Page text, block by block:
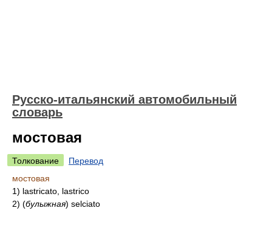
Русско-итальянский автомобильный
словарь
мостовая
Толкование
Перевод
мостовая
1) lastricato, lastrico
2) (булыжная) selciato